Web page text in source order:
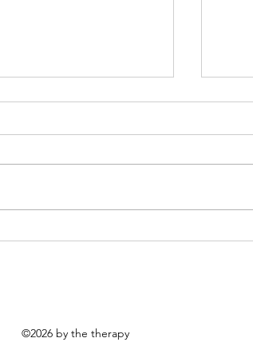
©2026 by the therapy